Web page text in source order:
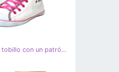
Zapatillas blancas de tobillo con un patrón geométrico kalerrt blanco